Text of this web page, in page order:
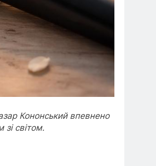
Кононський впевнено
світом.